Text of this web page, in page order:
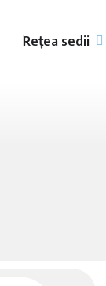
Rețea sedii